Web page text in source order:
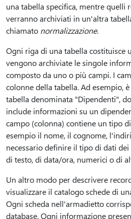
una tabella specifica, mentre quelli
verranno archiviati in un'altra
chiamato normalizzazione.
Ogni riga di una tabella costituisce
vengono archiviate le singole
composto da uno o più campi. I
colonne della tabella. Ad esempio,
tabella denominata "Dipendenti",
include informazioni su un
campo (colonna) contiene un tipo
esempio il nome, il cognome,
necessario definire il tipo di dati
di testo, di data/ora, numerici o di
Un altro modo per descrivere
visualizzare il catalogo schede di
Ogni scheda nell'armadietto
database. Ogni informazione